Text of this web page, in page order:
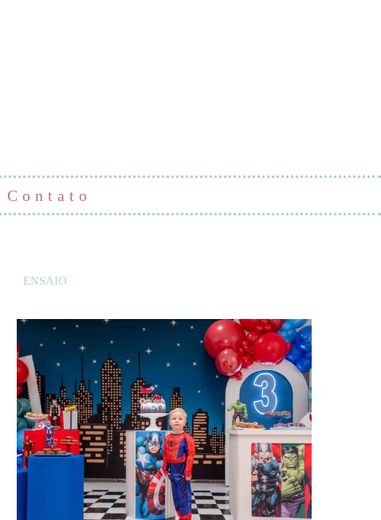
Contato
ENSAIO